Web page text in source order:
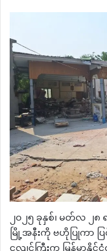
၂၀၂၅ ခုနှစ်၊ မတ်လ ၂၈
မြို့အနီးကို ဗဟိုပြုကာ ပ